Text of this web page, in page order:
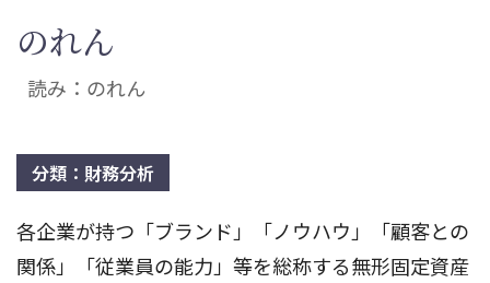
のれん
読み：のれん
分類：財務分析
各企業が持つ「ブランド」「ノウハウ」「顧客との
関係」「従業員の能力」等を総称する無形固定資産